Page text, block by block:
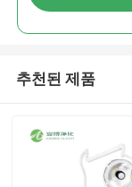
추천된 제품